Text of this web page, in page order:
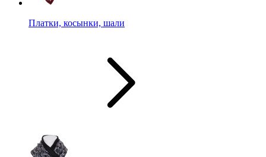
Платки, косынки, шали